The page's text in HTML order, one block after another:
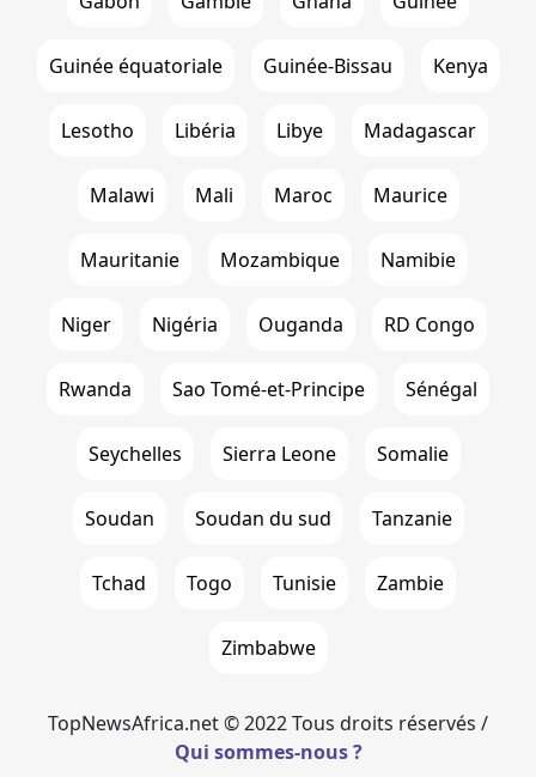
Guinée équatoriale Guinée-Bissau Kenya
Lesotho Libéria Libye Madagascar
Malawi Mali Maroc Maurice
Mauritanie Mozambique Namibie
Niger Nigéria Ouganda RD Congo
Rwanda Sao Tomé-et-Principe Sénégal
Seychelles Sierra Leone Somalie
Soudan Soudan du sud Tanzanie
Tchad Togo Tunisie Zambie
Zimbabwe
TopNewsAfrica.net © 2022 Tous droits réservés /
Qui sommes-nous ?